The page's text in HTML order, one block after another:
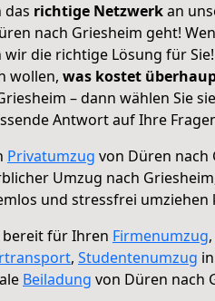
das richtige Netzwerkan
nach Griesheim geht!
wir die richtige Lösung für
wollen, was kostet
– dann wählen Sie
Antwort auf Ihre
Privatumzug von Düren nach
Umzug nach
und stressfrei umziehen
bereit für Ihren Firmenumzug,
, Studentenumzug
Beiladung von Düren nach